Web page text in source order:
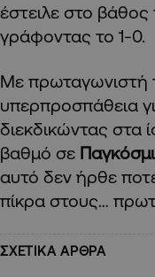
έστειλε στο βάθος
γράφοντας το 1-0.
Με πρωταγωνιστή
υπερπροσπάθεια
διεκδικώντας στα
βαθμό σε
αυτό δεν ήρθε
πίκρα στους…
ΣΧΕΤΙΚΑ ΑΡΘΡΑ